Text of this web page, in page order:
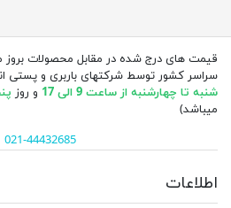
قیمت های درج شده در مقابل محصولات بروز
سراسر کشور توسط شرکتهای باربری و پستی
شنبه تا چهارشنبه از ساعت 9 الی 17
و روز
میباشد)
021-44432685
اطلاعات